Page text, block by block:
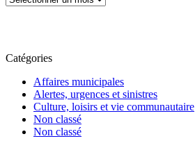
Catégories
Affaires municipales
Alertes, urgences et sinistres
Culture, loisirs et vie communautaire
Non classé
Non classé